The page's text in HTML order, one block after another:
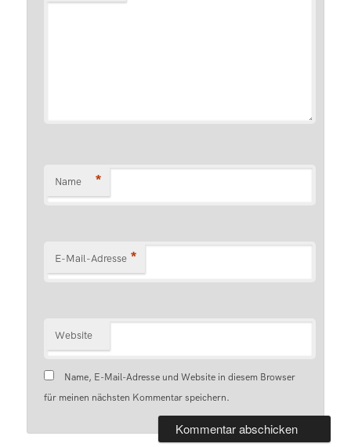
Name *
E-Mail-Adresse *
Website
Name, E-Mail-Adresse und Website in diesem Browser
für meinen nächsten Kommentar speichern.